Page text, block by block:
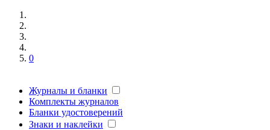
0
Журналы и бланки
Комплекты журналов
Бланки удостоверений
Знаки и наклейки